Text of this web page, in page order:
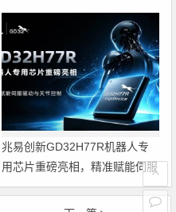
载Arm Cortex‑M4内核的标准微
控制器）工程样品
兆易创新GD32H77R机器人专
用芯片重磅亮相，精准赋能伺服
驱动与关节控制